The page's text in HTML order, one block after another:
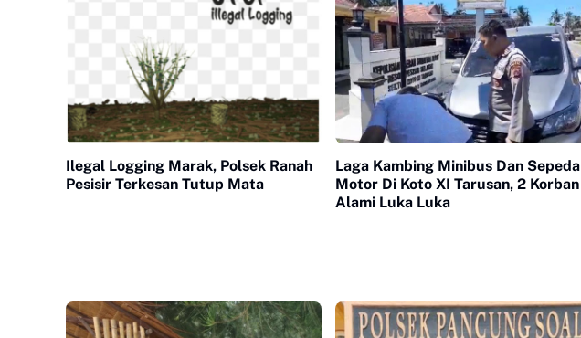
Ilegal Logging Marak, Polsek Ranah
Pesisir Terkesan Tutup Mata
Laga Kambing Minibus Dan Sepeda
Motor Di Koto XI Tarusan, 2 Korban
Alami Luka Luka